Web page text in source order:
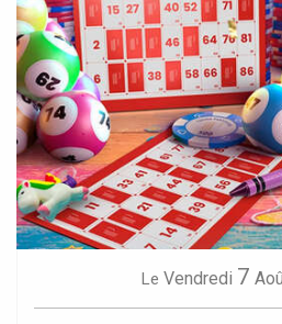
Le Vendredi 7